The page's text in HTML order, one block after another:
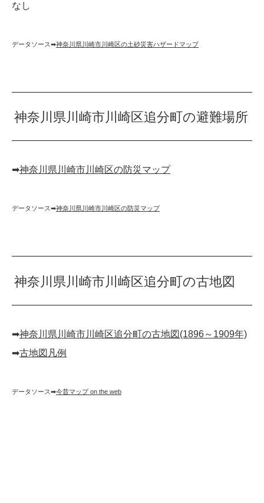
なし
データソース➡︎神奈川県川崎市川崎区の土砂災害ハザードマップ
神奈川県川崎市川崎区追分町の避難場所
➡︎神奈川県川崎市川崎区の防災マップ
データソース➡︎神奈川県川崎市川崎区の防災マップ
神奈川県川崎市川崎区追分町の古地図
➡︎神奈川県川崎市川崎区追分町の古地図(1896～1909年)
➡︎古地図凡例
データソース➡︎今昔マップ on the web